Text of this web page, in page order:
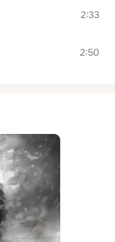
2:33
2:50